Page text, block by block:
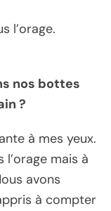
l’orage.
nos bottes
?
à mes yeux.
l’orage mais à
avons
à compter